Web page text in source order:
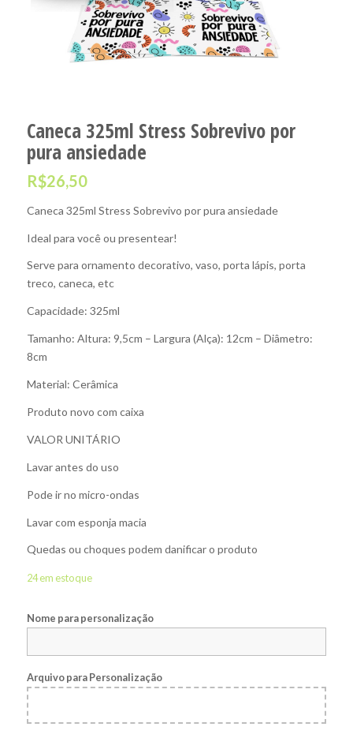
Caneca 325ml Stress Sobrevivo por
pura ansiedade
R$26,50
Caneca 325ml Stress Sobrevivo por pura ansiedade
Ideal para você ou presentear!
Serve para ornamento decorativo, vaso, porta lápis, porta
treco, caneca, etc
Capacidade: 325ml
Tamanho: Altura: 9,5cm – Largura (Alça): 12cm – Diâmetro:
8cm
Material: Cerâmica
Produto novo com caixa
VALOR UNITÁRIO
Lavar antes do uso
Pode ir no micro-ondas
Lavar com esponja macia
Quedas ou choques podem danificar o produto
24 em estoque
Nome para personalização
Arquivo para Personalização